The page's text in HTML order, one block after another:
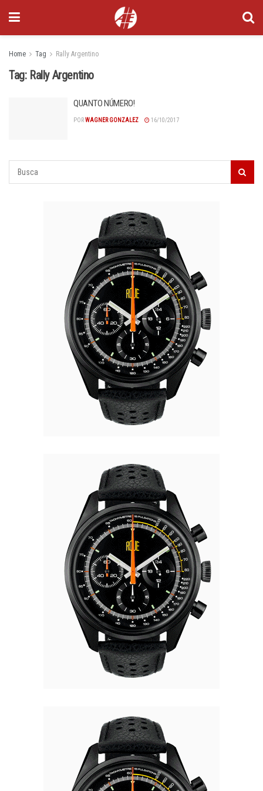
Home Tag Rally Argentino
Tag: Rally Argentino
QUANTO NÚMERO!
PORWAGNER GONZALEZ 16/10/2017